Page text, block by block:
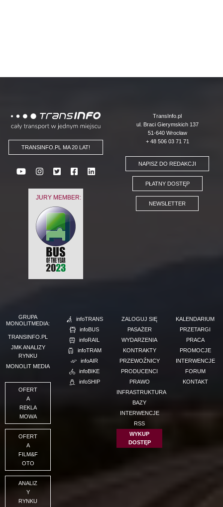
Logo
TRANSINFO.PL MA 20 LAT!
JURY MEMBER:
TransInfo.pl
ul. Braci Gierymskich 137
51-640 Wrocław
+ 48 506 03 71 71
NAPISZ DO REDAKCJI
PŁATNY DOSTĘP
NEWSLETTER
GRUPA
MONOLITMEDIA:
TRANSINFO.PL
JMK ANALIZY
RYNKU
MONOLIT MEDIA
OFERT
A
REKLA
MOWA
OFERT
A
FILM&F
OTO
ANALIZ
Y
RYNKU
infoTRANS
infoBUS
infoRAIL
infoTRAM
infoAIR
infoBIKE
infoSHIP
ZALOGUJ SIĘ
PASAŻER
WYDARZENIA
KONTRAKTY
PRZEWOŹNICY
PRODUCENCI
PRAWO
INFRASTRUKTURA
BAZY
INTERWENCJE
RSS
WYKUP
DOSTĘP
KALENDARIUM
PRZETARGI
PRACA
PROMOCJE
INTERWENCJE
FORUM
KONTAKT